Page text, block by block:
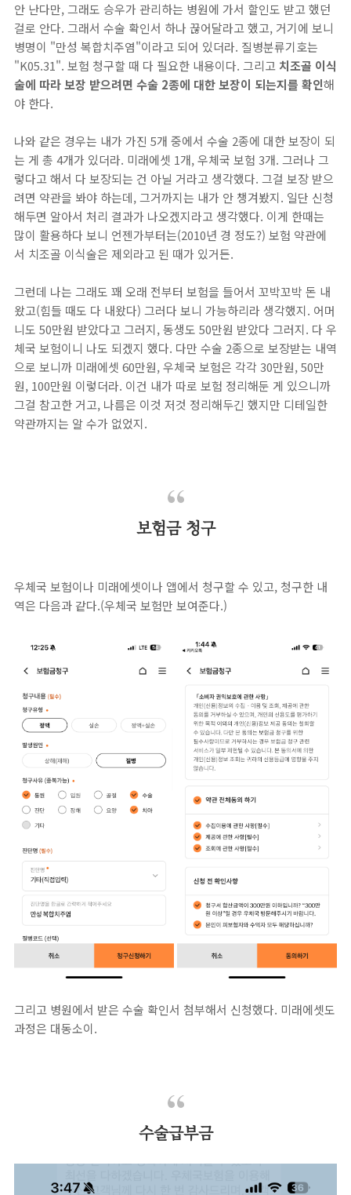
안 난다만, 그래도 승우가 관리하는 병원에 가서 할인도 받고 했던
걸로 안다. 그래서 수술 확인서 하나 끊어달라고 했고, 거기에 보니
병명이 "만성 복합치주염"이라고 되어 있더라. 질병분류기호는
"K05.31". 보험 청구할 때 다 필요한 내용이다. 그리고 치조골 이식
술에 따라 보장 받으려면 수술 2종에 대한 보장이 되는지를 확인해
야 한다.
나와 같은 경우는 내가 가진 5개 중에서 수술 2종에 대한 보장이 되
는 게 총 4개가 있더라. 미래에셋 1개, 우체국 보험 3개. 그러나 그
렇다고 해서 다 보장되는 건 아닐 거라고 생각했다. 그걸 보장 받으
려면 약관을 봐야 하는데, 그거까지는 내가 안 챙겨봤지. 일단 신청
해두면 알아서 처리 결과가 나오겠지라고 생각했다. 이게 한때는
많이 활용하다 보니 언젠가부터는(2010년 경 정도?) 보험 약관에
서 치조골 이식술은 제외라고 된 때가 있거든.
그런데 나는 그래도 꽤 오래 전부터 보험을 들어서 꼬박꼬박 돈 내
왔고(힘들 때도 다 내왔다) 그러다 보니 가능하리라 생각했지. 어머
니도 50만원 받았다고 그러지, 동생도 50만원 받았다 그러지. 다 우
체국 보험이니 나도 되겠지 했다. 다만 수술 2종으로 보장받는 내역
으로 보니까 미래에셋 60만원, 우체국 보험은 각각 30만원, 50만
원, 100만원 이렇더라. 이건 내가 따로 보험 정리해둔 게 있으니까
그걸 참고한 거고, 나름은 이것 저것 정리해두긴 했지만 디테일한
약관까지는 알 수가 없었지.
보험금 청구
우체국 보험이나 미래에셋이나 앱에서 청구할 수 있고, 청구한 내
역은 다음과 같다.(우체국 보험만 보여준다.)
그리고 병원에서 받은 수술 확인서 첨부해서 신청했다. 미래에셋도
과정은 대동소이.
수술급부금